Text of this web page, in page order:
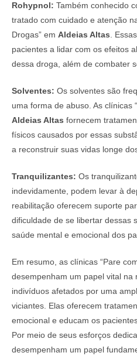
Rohypnol: Também conhecido
tratado com cuidado e atenção
Drogas” em Aldeias Altas .
pacientes a lidar com os efeitos
dessa droga, além de combater
Solventes: Os solventes são
uma forma de abuso. As clínicas
Aldeias Altas fornecem
físicos causados por essas
a reconstruir suas vidas longe
Tranquilizantes: Os
indevidamente, podem levar à
reabilitação oferecem suporte
dificuldade de se libertar dessas
saúde mental e emocional dos
Em resumo, as clínicas “Pare
desempenham um papel vital na
indivíduos afetados por uma
viciantes. Elas oferecem
emocional e educam os
Por meio de seus esforços
desempenham um papel